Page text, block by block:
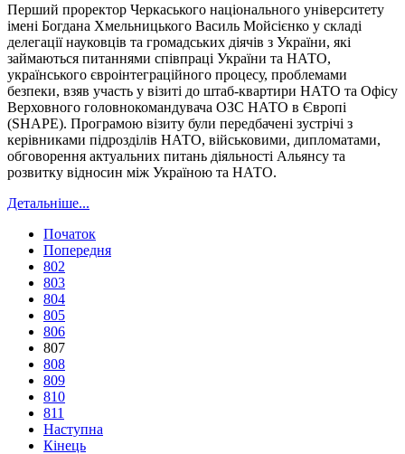
Перший проректор Черкаського національного університету
імені Богдана Хмельницького Василь Мойсієнко у складі
делегації науковців та громадських діячів з України, які
займаються питаннями співпраці України та НАТО,
українського євроінтеграційного процесу, проблемами
безпеки, взяв участь у візиті до штаб-квартири НАТО та Офісу
Верховного головнокомандувача ОЗС НАТО в Європі
(SHAPE). Програмою візиту були передбачені зустрічі з
керівниками підрозділів НАТО, військовими, дипломатами,
обговорення актуальних питань діяльності Альянсу та
розвитку відносин між Україною та НАТО.
Детальніше...
Початок
Попередня
802
803
804
805
806
807
808
809
810
811
Наступна
Кінець